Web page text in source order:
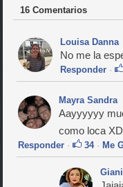
16 Comentarios
Louisa Danna
No me la
Responder ·
Mayra Sandra
Aayyyyyy
como loca
Responder · 34· Me